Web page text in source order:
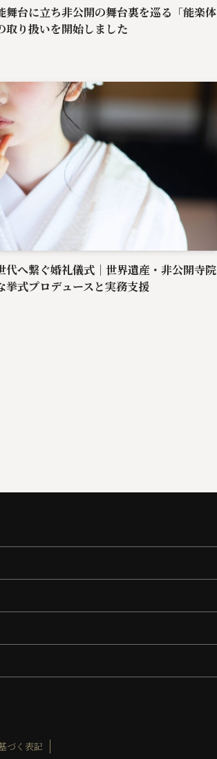
舞台に立ち非公開の舞台裏を巡る「能楽体
取り扱いを開始しました
代へ繋ぐ婚礼儀式｜世界遺産・非公開寺院
挙式プロデュースと実務支援
づく表記